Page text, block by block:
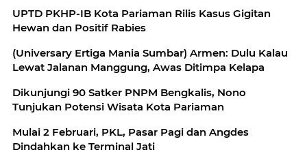
UPTD PKHP-IB Kota Pariaman Rilis Kasus Gigitan
Hewan dan Positif Rabies
(Universary Ertiga Mania Sumbar) Armen: Dulu Kalau
Lewat Jalanan Manggung, Awas Ditimpa Kelapa
Dikunjungi 90 Satker PNPM Bengkalis, Nono
Tunjukan Potensi Wisata Kota Pariaman
Mulai 2 Februari, PKL, Pasar Pagi dan Angdes
Dindahkan ke Terminal Jati